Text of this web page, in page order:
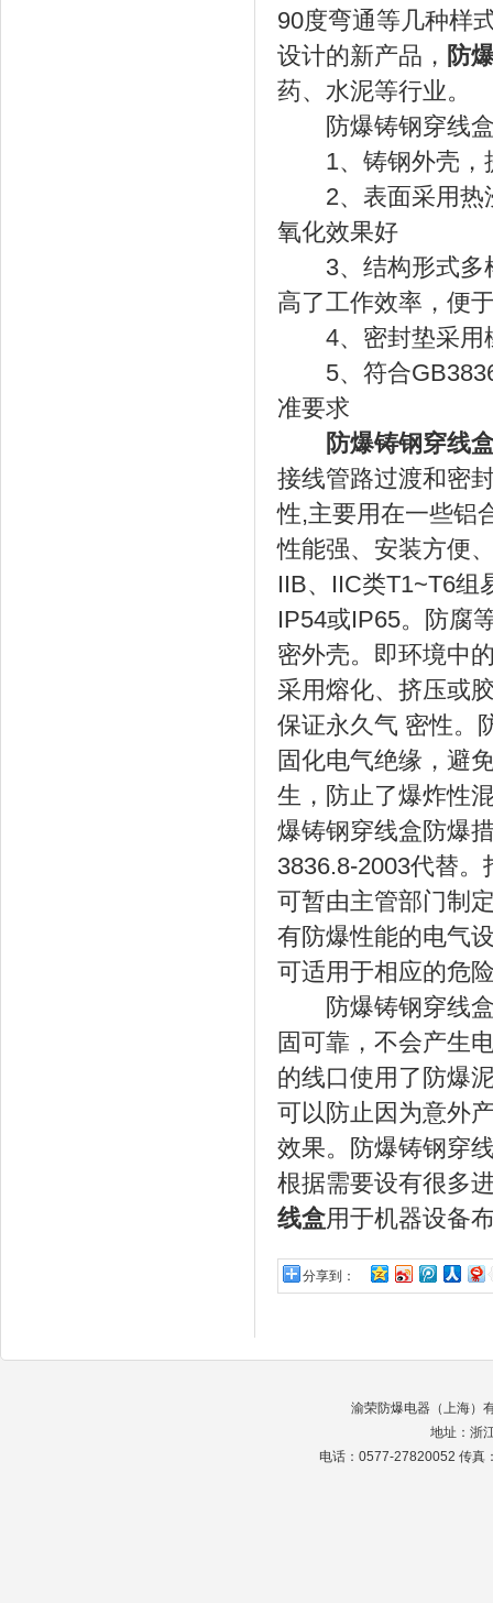
90度弯通等几种样
设计的新产品， 防
药、水泥等行业。
防爆铸钢穿线盒
1、铸钢外壳，
2、表面采用热浸
氧化效果好
3、结构形式多样
高了工作效率，便
4、密封垫采用
5、符合GB3836-
准要求
防爆铸钢穿线
接线管路过渡和密
性,主要用在一些铝
性能强、安装方便
IIB、IIC类T1~T6组
IP54或IP65。防腐
密外壳。即环境中
采用熔化、挤压或
保证永久气 密性。
固化电气绝缘，避
生，防止了爆炸性
爆铸钢穿线盒防爆
3836.8-2003代替
可暂由主管部门制
有防爆性能的电气
可适用于相应的危
防爆铸钢穿线盒
固可靠，不会产生
的线口使用了防爆
可以防止因为意外
效果。防爆铸钢穿
根据需要设有很多
线盒用于机器设备
分享到：
渝荣防爆电器（上海）
地址：浙
电话：0577-27820052 传真